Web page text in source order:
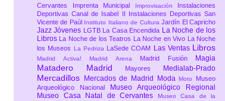
Cervantes
Imprenta Municipal Improvisación
Instalaciones
Deportivas Canal de Isabel II
Instalaciones Deportivas San
Vicente de Paúl
Instituto Italiano de CulturaJardín El Capricho
JazzJóvenes LGTB La Casa Encendida La Noche de los
Libros
La Noche de los Teatros La Noche en Vivo
La Noche
los Museos
La Pedriza LaSede COAM Las Ventas Libros
Madrid Activa! Madrid Arena Madrid Fusión Magia
Matadero Madrid Mayores Medialab-Prado
Mercadillos Mercados de Madrid ModaMoto Museo
Arqueológico Nacional
Museo Arqueológico Regional
Museo Casa Natal de Cervantes
Museo Casa de la